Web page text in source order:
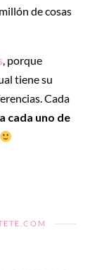
de cosas
, porque
tiene su
Cada
cada uno de